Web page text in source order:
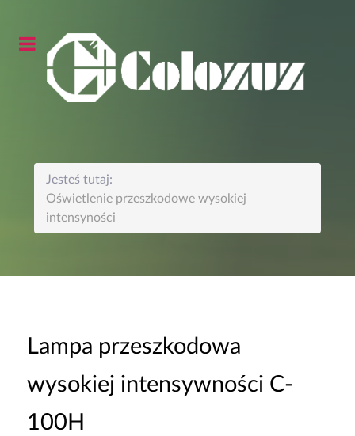
Jesteś tutaj:
Oświetlenie przeszkodowe wysokiej
intensyności
Lampa przeszkodowa
wysokiej intensywności C-
100H